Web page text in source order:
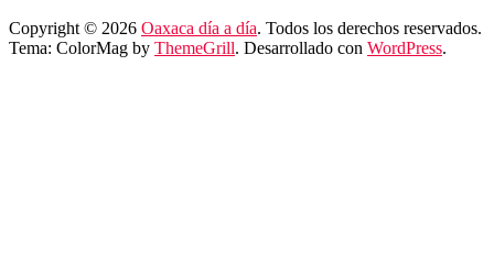
Copyright © 2026 Oaxaca día a día. Todos los derechos reservados.
Tema: ColorMag by ThemeGrill. Desarrollado con WordPress.